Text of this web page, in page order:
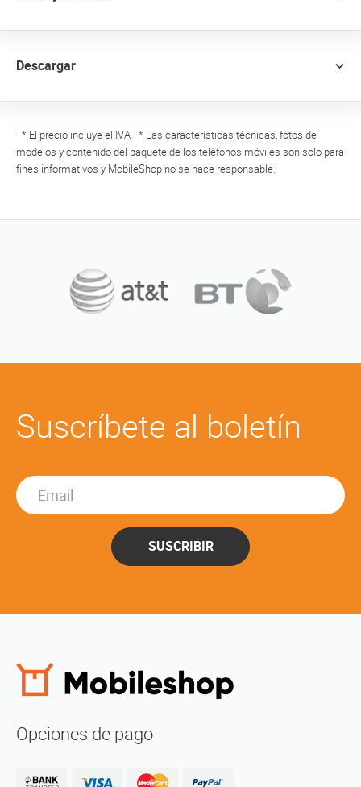
Descargar
- * El precio incluye el IVA - * Las características técnicas, fotos de
modelos y contenido del paquete de los teléfonos móviles son solo para
fines informativos y MobileShop no se hace responsable.
Suscríbete al boletín
SUSCRIBIR
Opciones de pago